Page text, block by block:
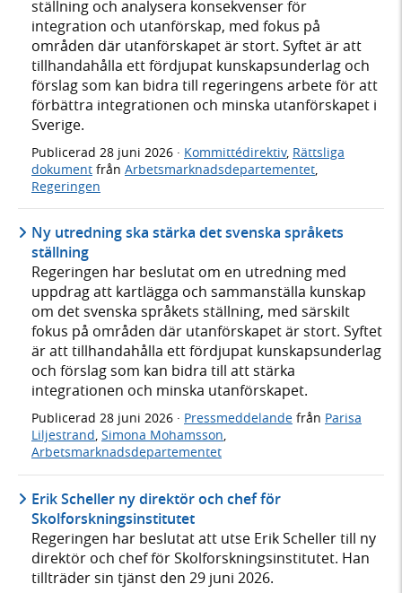
ställning och analysera konsekvenser för
integration och utanförskap, med fokus på
områden där utanförskapet är stort. Syftet är att
tillhandahålla ett fördjupat kunskapsunderlag och
förslag som kan bidra till regeringens arbete för att
förbättra integrationen och minska utanförskapet i
Sverige.
Publicerad 28 juni 2026 · Kommittédirektiv, Rättsliga
dokument från Arbetsmarknadsdepartementet
Regeringen
Ny utredning ska stärka det svenska språkets
ställning
Regeringen har beslutat om en utredning med
uppdrag att kartlägga och sammanställa kunskap
om det svenska språkets ställning, med särskilt
fokus på områden där utanförskapet är stort. Syftet
är att tillhandahålla ett fördjupat kunskapsunderlag
och förslag som kan bidra till att stärka
integrationen och minska utanförskapet.
Publicerad 28 juni 2026 · Pressmeddelande från Parisa
Liljestrand, Simona Mohamsson,
Arbetsmarknadsdepartementet
Erik Scheller ny direktör och chef för
Skolforskningsinstitutet
Regeringen har beslutat att utse Erik Scheller till ny
direktör och chef för Skolforskningsinstitutet. Han
tillträder sin tjänst den 29 juni 2026.